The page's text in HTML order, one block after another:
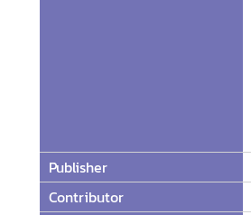
Publisher
Contributor